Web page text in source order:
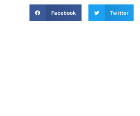
Facebook Twitter